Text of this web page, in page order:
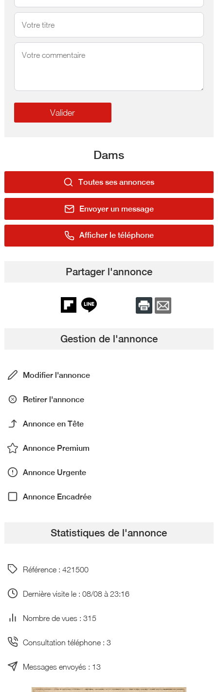
Dams
Toutes ses annonces
Envoyer un message
Afficher le téléphone
Partager l'annonce
Gestion de l'annonce
Modifier l'annonce
Retirer l'annonce
Annonce en Tête
Annonce Premium
Annonce Urgente
Annonce Encadrée
Statistiques de l'annonce
Référence : 421500
Dernière visite le : 08/08 à 23:16
Nombre de vues : 315
Consultation téléphone : 3
Messages envoyés : 13